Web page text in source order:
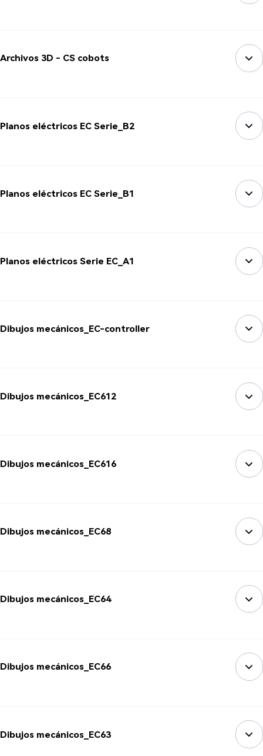
Archivos 3D - CS cobots
Planos eléctricos EC Serie_B2
Planos eléctricos EC Serie_B1
Planos eléctricos Serie EC_A1
Dibujos mecánicos_EC-controller
Dibujos mecánicos_EC612
Dibujos mecánicos_EC616
Dibujos mecánicos_EC68
Dibujos mecánicos_EC64
Dibujos mecánicos_EC66
Dibujos mecánicos_EC63